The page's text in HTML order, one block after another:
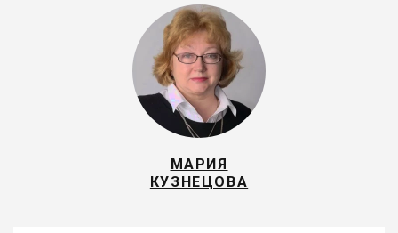
МАРИЯ
КУЗНЕЦОВА